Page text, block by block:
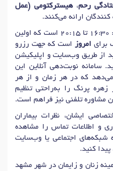
سوزاک در مشهد
عفونت مقاربتیدر مشهد
مشهد
مشاوره سوء استفاده جنسیدر مشهد
میگرن در قاعدگیدر مشهد
دکترسیفیلیسدر مشهد
رحم،هیسترکتومی (عمل
ارائه می‌کنند.
روزهای حضور شنبه تا چهارشنبه: 16:30 تا 20:15 است که اولین
برای امروز
است که جهت رزرو
از طریق وب‌سایت و اپلیکیشن
سامانه نوبت‌دهی آنلاین این
که در هر زمان و از هر
زهره پرنگ را به‌راحتی تنظیم
مشاوره تلفنی نیز فراهم است.
ایشان، نظرات بیماران
و اطلاعات تماس را مشاهده
اجتماعی یا وب‌سایت
کنید.
زنان و زایمان در شهر مشهد